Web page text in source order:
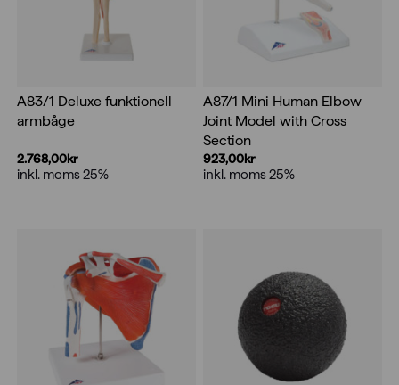
A83/1 Deluxe funktionell
armbåge
2.768,00kr
inkl. moms 25%
A87/1 Mini Human Elbow
Joint Model with Cross
Section
923,00kr
inkl. moms 25%